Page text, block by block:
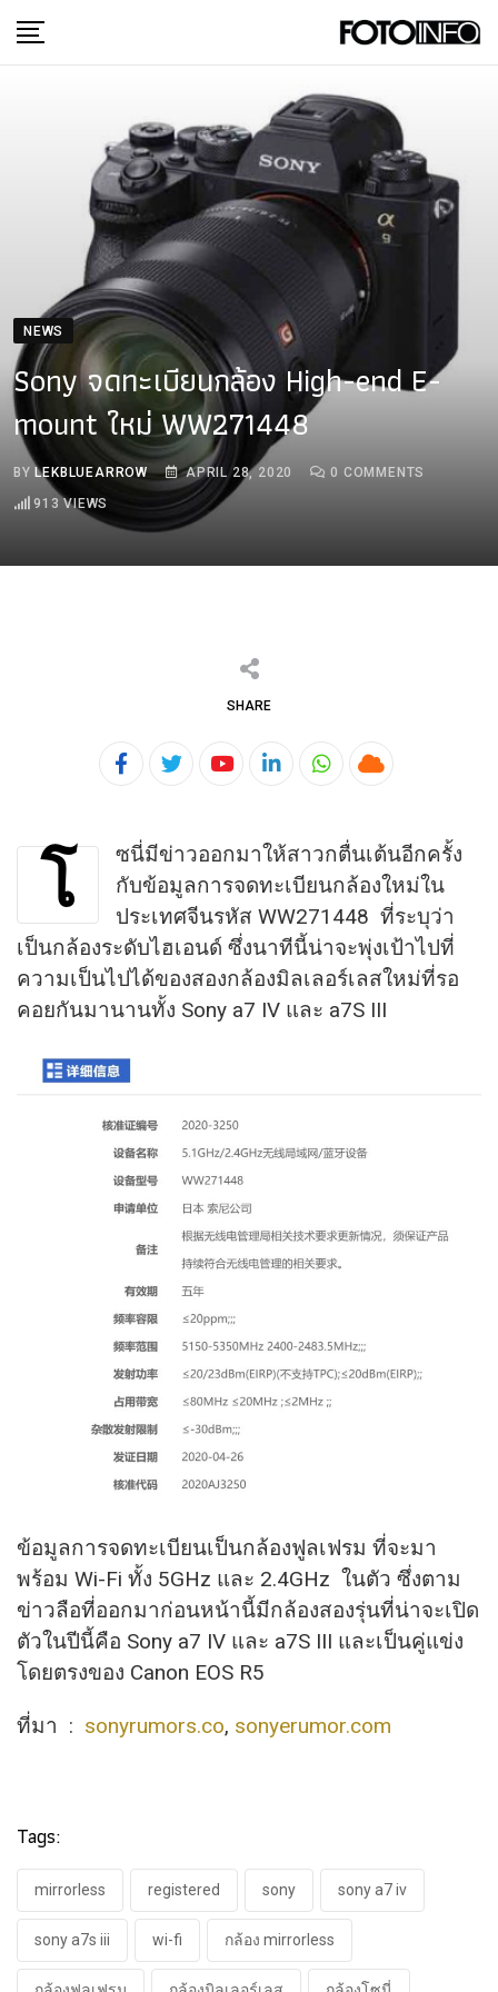
to
NEWS
Sony จดทะเบียนกล้อง High-end E-
mount ใหม่ WW271448
BYLEKBLUEARROW APRIL 28, 2020 0 COMMENTS
913 VIEWS
SHARE
YoutubeLinkedInWhatsapp
Cloud
โ
ซนี่มีข่าวออกมาให้สาวกตื่นเต้นอีกครั้ง
กับข้อมูลการจดทะเบียนกล้องใหม่ใน
ประเทศจีนรหัส WW271448 ที่ระบุว่า
เป็นกล้องระดับไฮเอนด์ ซึ่งนาทีนี้น่าจะพุ่งเป้าไปที่
ความเป็นไปได้ของสองกล้องมิลเลอร์เลสใหม่ที่รอ
คอยกันมานานทั้ง Sony a7 IV และ a7S III
ข้อมูลการจดทะเบียนเป็นกล้องฟูลเฟรม ที่จะมา
พร้อม Wi-Fi ทั้ง 5GHz และ 2.4GHz ในตัว ซึ่งตาม
ข่าวลือที่ออกมาก่อนหน้านี้มีกล้องสองรุ่นที่น่าจะเปิด
ตัวในปีนี้คือ Sony a7 IV และ a7S III และเป็นคู่แข่ง
โดยตรงของ Canon EOS R5
ที่มา : sonyrumors.co, sonyerumor.com
Tags:
mirrorless registered sony sony a7 iv
sony a7s iii wi-fi กล้อง mirrorless